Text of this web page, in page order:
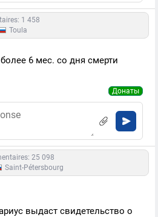
1 458
Toula
6 мес. со дня смерти
Донаты
25 098
Saint-Pétersbourg
выдаст свидетельство о